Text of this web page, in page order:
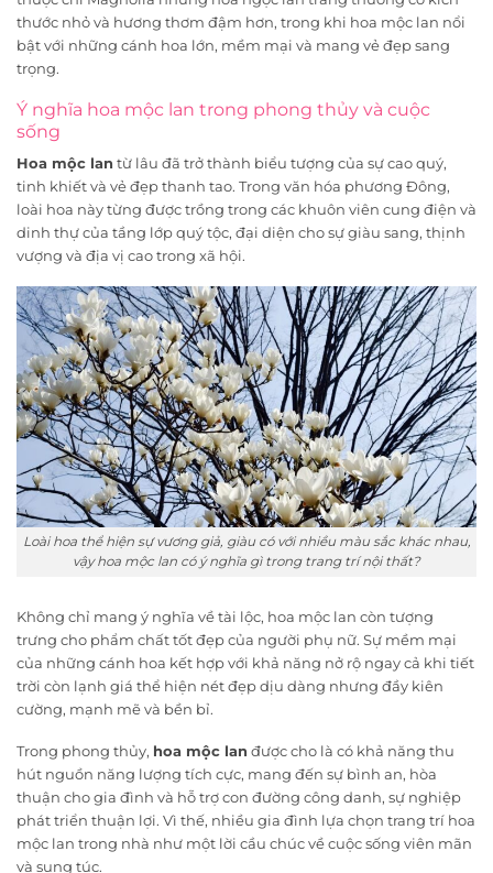
thước nhỏ và hương thơm đậm hơn, trong khi hoa mộc lan nổi
bật với những cánh hoa lớn, mềm mại và mang vẻ đẹp sang
trọng.
Ý nghĩa hoa mộc lan trong phong thủy và cuộc
sống
Hoa mộc lan từ lâu đã trở thành biểu tượng của sự cao quý,
tinh khiết và vẻ đẹp thanh tao. Trong văn hóa phương Đông,
loài hoa này từng được trồng trong các khuôn viên cung điện và
dinh thự của tầng lớp quý tộc, đại diện cho sự giàu sang, thịnh
vượng và địa vị cao trong xã hội.
Loài hoa thể hiện sự vương giả, giàu có với nhiều màu sắc khác nhau,
vậy hoa mộc lan có ý nghĩa gì trong trang trí nội thất?
Không chỉ mang ý nghĩa về tài lộc, hoa mộc lan còn tượng
trưng cho phẩm chất tốt đẹp của người phụ nữ. Sự mềm mại
của những cánh hoa kết hợp với khả năng nở rộ ngay cả khi tiết
trời còn lạnh giá thể hiện nét đẹp dịu dàng nhưng đầy kiên
cường, mạnh mẽ và bền bỉ.
Trong phong thủy, hoa mộc lan được cho là có khả năng thu
hút nguồn năng lượng tích cực, mang đến sự bình an, hòa
thuận cho gia đình và hỗ trợ con đường công danh, sự nghiệp
phát triển thuận lợi. Vì thế, nhiều gia đình lựa chọn trang trí hoa
mộc lan trong nhà như một lời cầu chúc về cuộc sống viên mãn
và sung túc.